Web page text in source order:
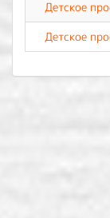
Детское
Детское